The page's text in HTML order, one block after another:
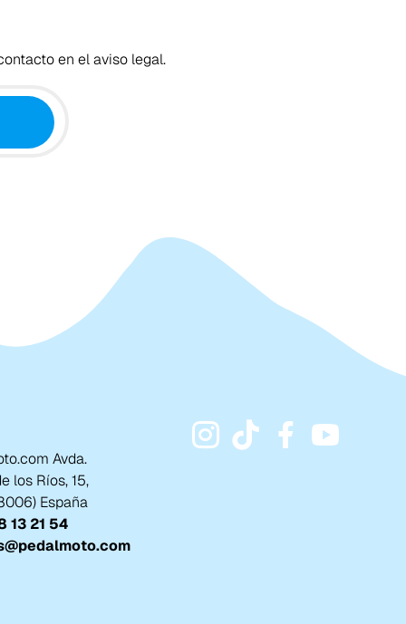
en el aviso legal.
Avda.
los Ríos, 15,
España
13 21 54